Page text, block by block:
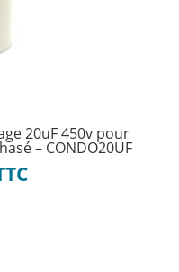
20uF 450v pour
– CONDO20UF